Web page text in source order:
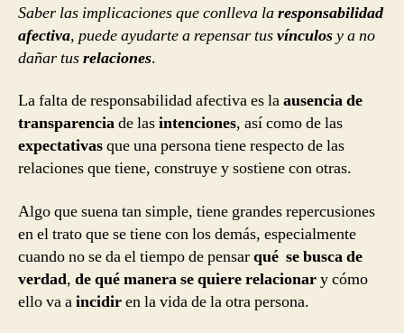
Saber las implicaciones que conlleva laresponsabilidad
afectiva, puede ayudarte a repensar tusvínculosy a no
dañar tusrelaciones.
La falta de responsabilidad afectiva es laausencia de
transparenciade lasintenciones, así como de las
expectativasque una persona tiene respecto de las
relaciones que tiene, construye y sostiene con otras.
Algo que suena tan simple, tiene grandes repercusiones
en el trato que se tiene con los demás, especialmente
cuando no se da el tiempo de pensarqué se busca de
verdad, de qué manera se quiere relacionary cómo
ello va aincidiren la vida de la otra persona.